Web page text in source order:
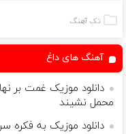
تک آهنگ
آهنگ های داغ
دانلود موزیک غمت بر
محمل نشیند
دانلود موزیک به فکره